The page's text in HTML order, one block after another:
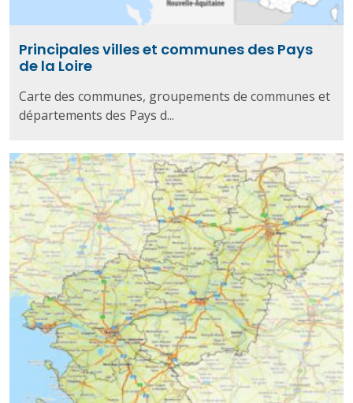
Principales villes et communes des Pays
de la Loire
Carte des communes, groupements de communes et
départements des Pays d...